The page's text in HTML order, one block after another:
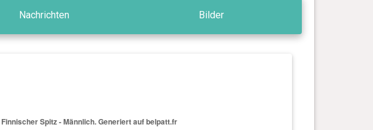
Nachrichten Bilder